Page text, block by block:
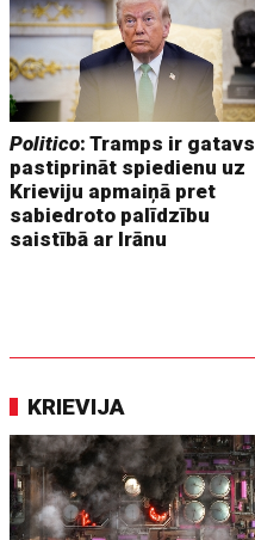
Politico: Tramps ir gatavs
pastiprināt spiedienu uz
Krieviju apmaiņā pret
sabiedroto palīdzību
saistībā ar Irānu
KRIEVIJA